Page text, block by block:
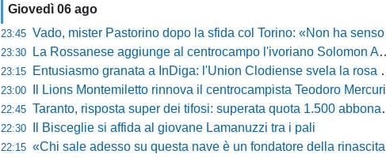
Giovedì 06 ago
23:45 Vado, mister Pastorino dopo la sfida col Torino: «Non ha senso chiudersi e fare le barricate»
23:30 La Rossanese aggiunge al centrocampo l'ivoriano Solomon Andrews Manu
23:15 Entusiasmo granata a InDiga: l'Union Clodiense svela la rosa per la nuova annata
23:00 Il Lions Montemiletto rinnova il centrocampista Teodoro Mercuri
22:45 Taranto, risposta super dei tifosi: superata quota 1.500 abbonamenti
22:30 Il Bisceglie si affida al giovane Lamanuzzi tra i pali
22:15 «Chi sale adesso su questa nave è un fondatore della rinascita»: Davis carica l'ambiente Messina